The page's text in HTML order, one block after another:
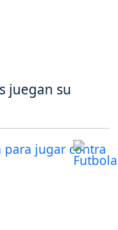
juegan su